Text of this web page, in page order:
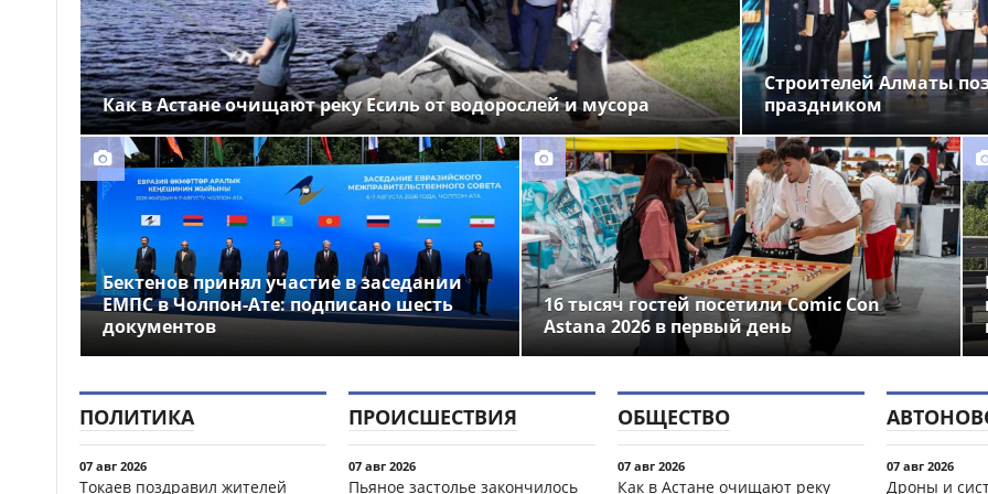
Как в Астане очищают реку Есиль от водорослей и мусора
Строителей Алматы
праздником
Бектенов принял участие в заседании
ЕМПС в Чолпон-Ате: подписано шесть
документов
16 тысяч гостей посетили Comic Con
Astana 2026 в первый день
ПОЛИТИКА
07 авг 2026
Токаев поздравил жителей
ПРОИСШЕСТВИЯ
07 авг 2026
Пьяное застолье закончилось
ОБЩЕСТВО
07 авг 2026
Как в Астане очищают реку
07 авг 2026
Дроны и